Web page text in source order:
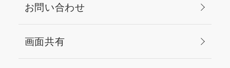
お問い合わせ
画面共有